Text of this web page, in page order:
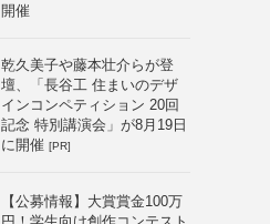
開催
乾久美子や藤本壮介らが登
壇、「長谷工 住まいのデザ
インコンペティション 20回
記念 特別講演会」が8月19日
に開催 [PR]
【公募情報】大賞賞金100万